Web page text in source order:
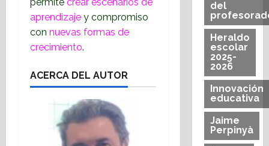
aprendizaje y compromiso
con nuevas formas de
crecimiento.
ACERCA DEL AUTOR
del
Heraldo
escolar
2025-
2026
Innovación
educativa
Jaime
Perpinyà